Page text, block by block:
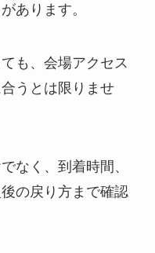
あります。
も、会場アクセス
うとは限りませ
なく、到着時間、
の戻り方まで確認